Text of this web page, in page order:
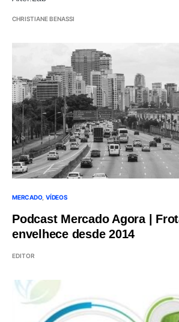
CHRISTIANE BENASSI
MERCADO VÍDEOS
Podcast Mercado Agora |
envelhece desde 2014
EDITOR